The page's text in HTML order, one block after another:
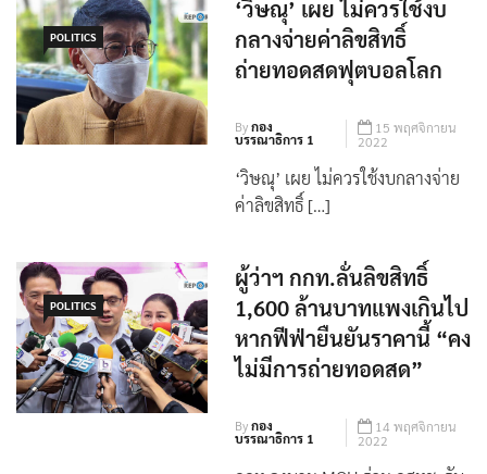
POLITICS
‘วิษณุ’ เผย ไม่ควรใช้งบ
กลางจ่ายค่าลิขสิทธิ์
ถ่ายทอดสดฟุตบอลโลก
Byกอง
15 พฤศจิกายน
2022
‘วิษณุ’ เผย ไม่ควรใช้งบกลางจ่าย
POLITICS
ผู้ว่าฯ กกท.ลั่นลิขสิทธิ์
1,600 ล้านบาทแพงเกินไป
หากฟีฟ่ายืนยันราคานี้ “คง
Byกอง
14 พฤศจิกายน
2022